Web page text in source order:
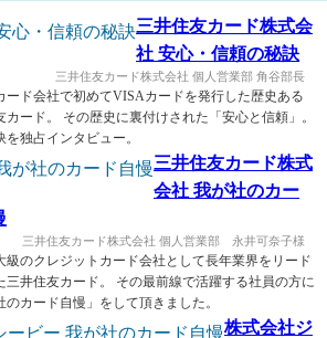
三井住友カード株式会
社 安心・信頼の秘訣
三井住友カード株式会社 個人営業部 角谷部長
ード会社で初めてVISAカードを発行した歴史ある
カード。 その歴史に裏付けされた「安心と信頼」。
を独占インタビュー。
三井住友カード株式
会社 我が社のカー
三井住友カード株式会社 個人営業部 永井可奈子様
級のクレジットカード会社として長年業界をリード
三井住友カード。 その最前線で活躍する社員の方に
のカード自慢」をして頂きました。
株式会社ジ